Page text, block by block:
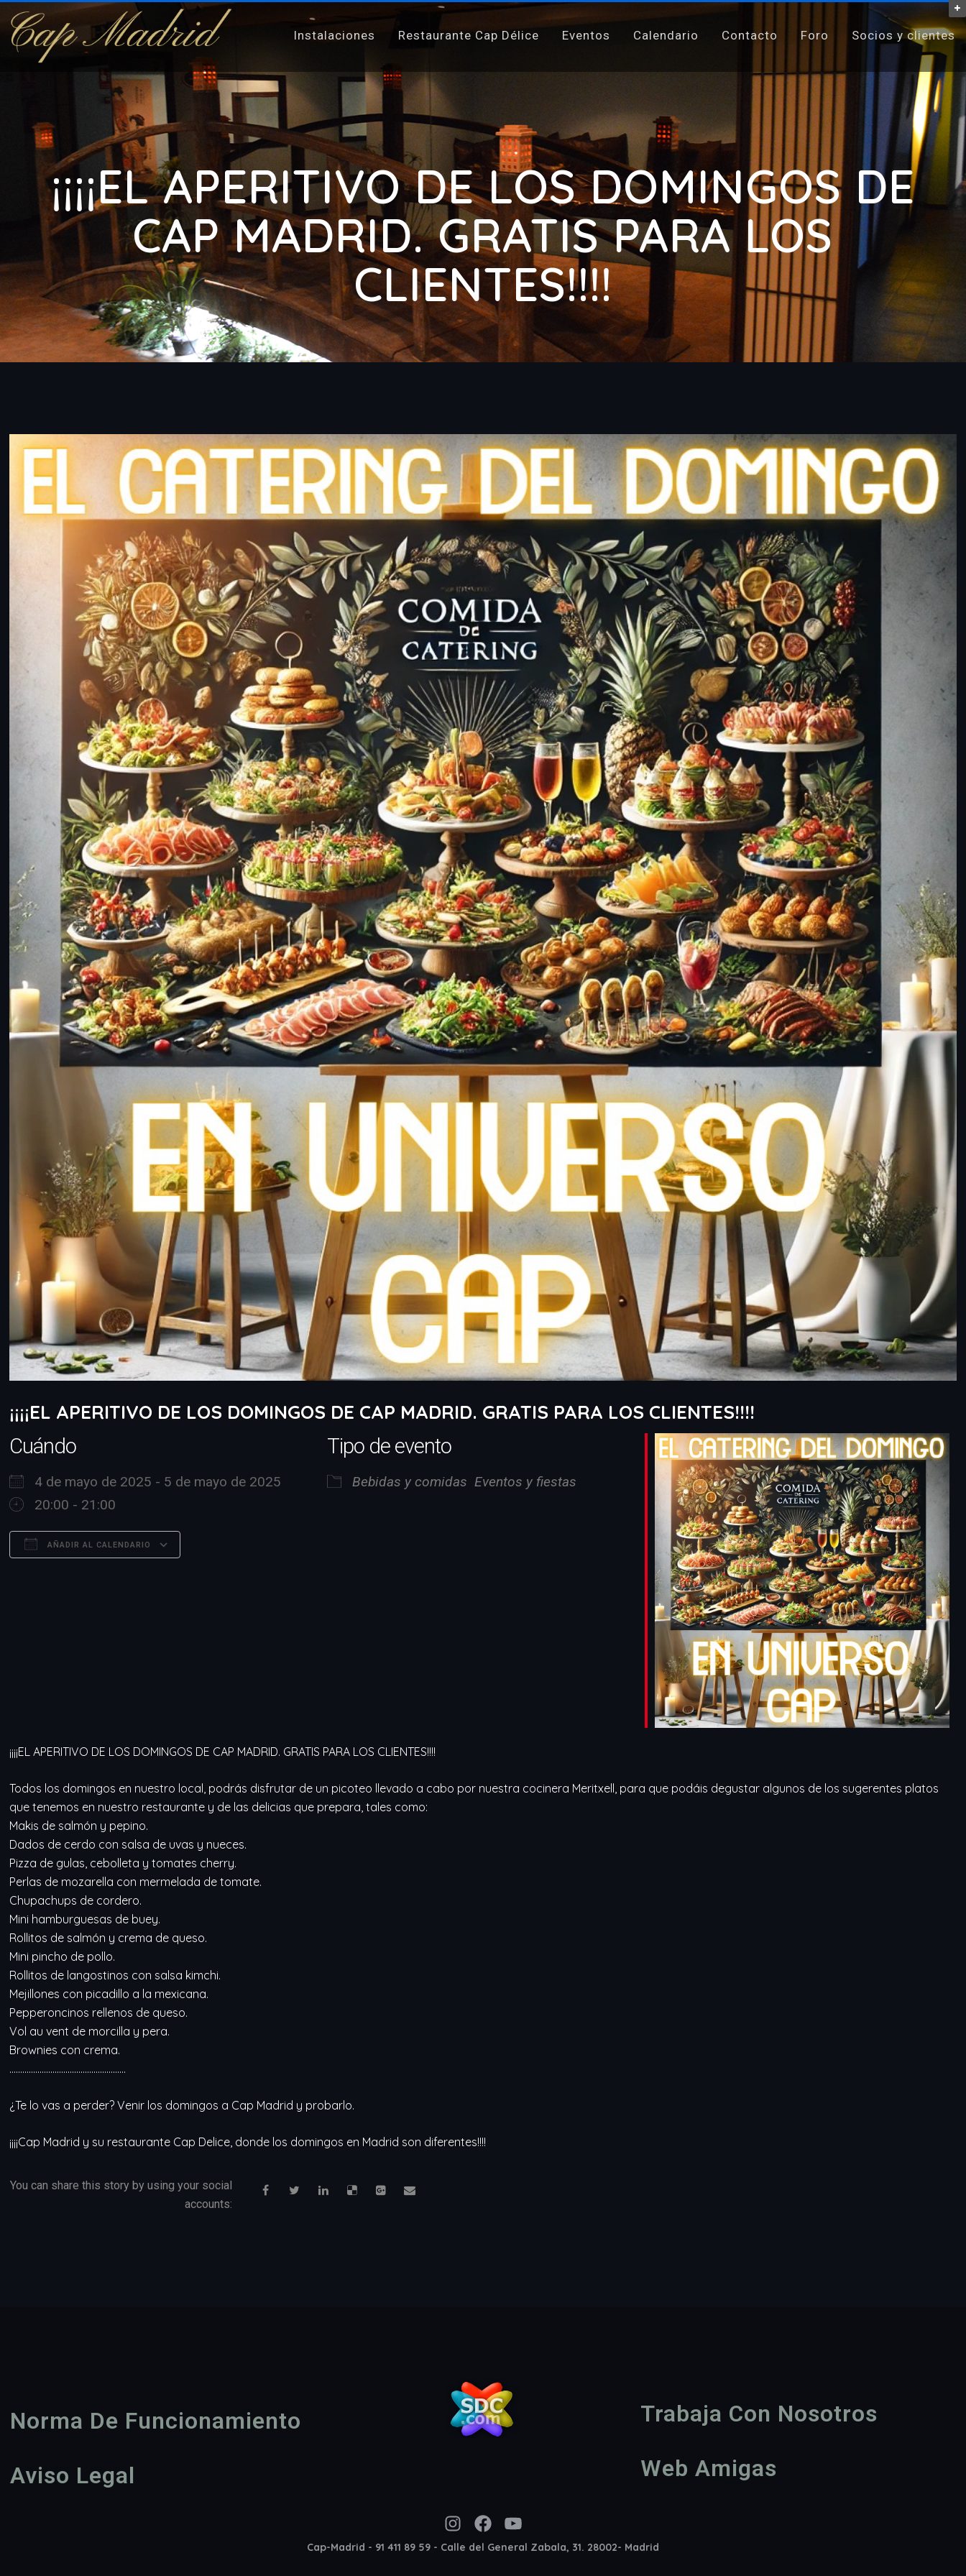
Instalaciones Restaurante Cap Délice Eventos Calendario Contacto Foro Socios y clientes
¡¡¡¡EL APERITIVO DE LOS DOMINGOS DE
CAP MADRID. GRATIS PARA LOS
CLIENTES!!!!
¡¡¡¡EL APERITIVO DE LOS DOMINGOS DE CAP MADRID. GRATIS PARA LOS CLIENTES!!!!
Cuándo
4 de mayo de 2025 - 5 de mayo de 2025
20:00 - 21:00
AÑADIR AL CALENDARIO
Outlook Live
Tipo de evento
Bebidas y comidas Eventos y fiestas
¡¡¡¡EL APERITIVO DE LOS DOMINGOS DE CAP MADRID. GRATIS PARA LOS CLIENTES!!!!
Todos los domingos en nuestro local, podrás disfrutar de un picoteo llevado a cabo por nuestra cocinera Meritxell, para que podáis degustar algunos de los sugerentes platos
que tenemos en nuestro restaurante y de las delicias que prepara, tales como:
Makis de salmón y pepino.
Dados de cerdo con salsa de uvas y nueces.
Pizza de gulas, cebolleta y tomates cherry.
Perlas de mozarella con mermelada de tomate.
Chupachups de cordero.
Mini hamburguesas de buey.
Rollitos de salmón y crema de queso.
Mini pincho de pollo.
Rollitos de langostinos con salsa kimchi.
Mejillones con picadillo a la mexicana.
Pepperoncinos rellenos de queso.
Vol au vent de morcilla y pera.
Brownies con crema.
………………………………………………
¿Te lo vas a perder? Venir los domingos a Cap Madrid y probarlo.
¡¡¡¡Cap Madrid y su restaurante Cap Delice, donde los domingos en Madrid son diferentes!!!!
You can share this story by using your social
accounts:
Norma De Funcionamiento
Aviso Legal
Trabaja Con Nosotros
Web Amigas
InstagramFacebookYouTube
Cap-Madrid - 91 411 89 59 - Calle del General Zabala, 31. 28002- Madrid